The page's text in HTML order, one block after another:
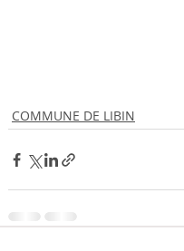
COMMUNE DE LIBIN